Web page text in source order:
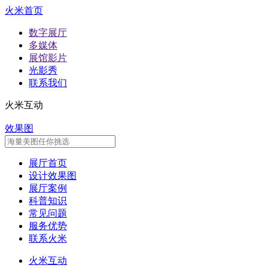
火米首页
数字展厅
多媒体
展馆影片
光影秀
联系我们
火米互动
效果图
展厅首页
设计效果图
展厅案例
科普知识
常见问题
服务优势
联系火米
火米互动